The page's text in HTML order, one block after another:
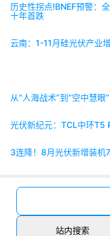
历史性拐点!BNEF预警：
十年首跌
云南：1-11月硅光伏产业
从“人海战术”到“空中慧
光伏新纪元：TCL中环T5
3连降！8月光伏新增装机